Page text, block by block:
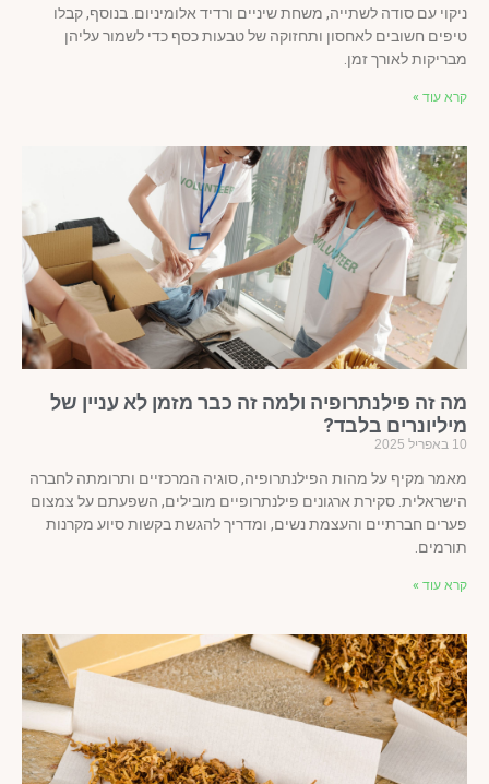
עם סודה לשתייה, משחת שיניים ורדיד אלומיניום. בנוסף, קבלו
חשובים לאחסון ותחזוקה של טבעות כסף כדי לשמור עליהן
לאורך זמן.
עוד »
זה פילנתרופיה ולמה זה כבר מזמן לא עניין של
בלבד?
מקיף על מהות הפילנתרופיה, סוגיה המרכזיים ותרומתה לחברה
סקירת ארגונים פילנתרופיים מובילים, השפעתם על צמצום
חברתיים והעצמת נשים, ומדריך להגשת בקשות סיוע מקרנות
עוד »